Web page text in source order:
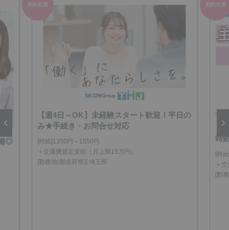
◎
契約社員
【週4日～OK】未経験スタート歓迎！平日の
み★手続き・お問合せ対応
[時給]1350円～1550円
＋交通費規定支給（月上限15万円）
[勤務地(都道府県)] 埼玉県
契約社員
【
時
[時
＋
[勤
Next